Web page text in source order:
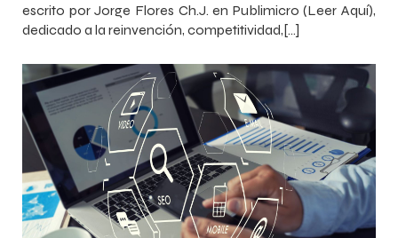
escrito por Jorge Flores Ch.J. en Publimicro (Leer Aquí),
dedicado a la reinvención, competitividad,[…]